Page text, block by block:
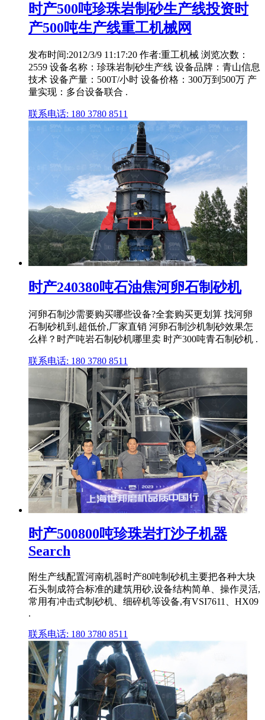
时产500吨珍珠岩制砂生产线投资时
产500吨生产线重工机械网
发布时间:2012/3/9 11:17:20 作者:重工机械 浏览次数：
2559 设备名称：珍珠岩制砂生产线 设备品牌：青山信息
技术 设备产量：500T/小时 设备价格：300万到500万 产
量实现：多台设备联合 .
联系电话: 180 3780 8511
时产240380吨石油焦河卵石制砂机
河卵石制沙需要购买哪些设备?全套购买更划算 找河卵
石制砂机到,超低价,厂家直销 河卵石制沙机制砂效果怎
么样？时产吨岩石制砂机哪里卖 时产300吨青石制砂机 .
联系电话: 180 3780 8511
时产500800吨珍珠岩打沙子机器
Search
附生产线配置河南机器时产80吨制砂机主要把各种大块
石头制成符合标准的建筑用砂,设备结构简单、操作灵活,
常用有冲击式制砂机、细碎机等设备,有VSI7611、HX09
.
联系电话: 180 3780 8511